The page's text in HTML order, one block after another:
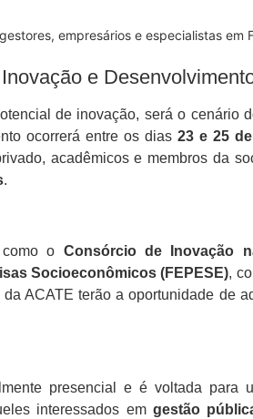
empresários e especialistas
e
de inovação, será o cenário
ocorrerá entre os dias 23 e 25
acadêmicos e membros da
.
o Consórcio de Inovação
Socioeconômicos (FEPESE),
ACATE terão a oportunidade de
presencial e é voltada para
interessados em gestão